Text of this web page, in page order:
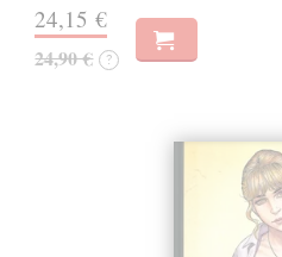
24,15 €
24,90 € ?